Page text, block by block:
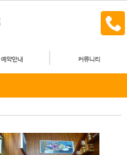
예약안내 커뮤니티